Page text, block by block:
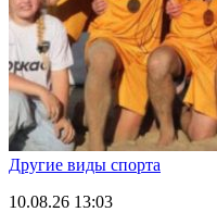
Другие виды спорта
10.08.26 13:03